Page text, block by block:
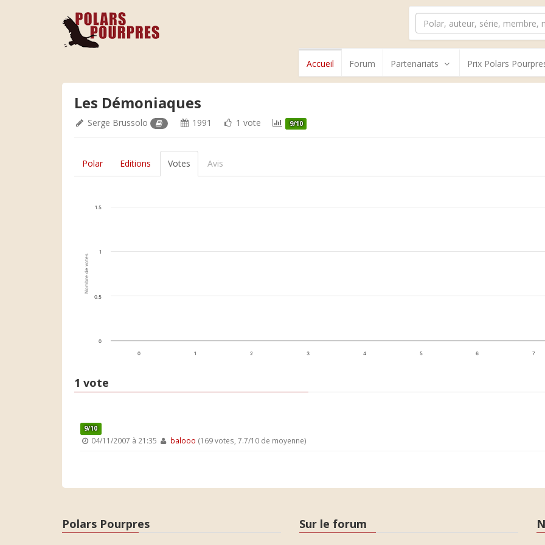
Accueil Forum Partenariats Prix Polars
Les Démoniaques
Serge Brussolo 1991 1 vote 9/10
Polar Editions Votes Avis
Nombre de votes
0 1 2 3 4 5 6 7
0
0.5
1
1.5
1 vote
9/10
04/11/2007 à 21:35 balooo (169 votes, 7.7/10 de moyenne)
Polars Pourpres Sur le forum